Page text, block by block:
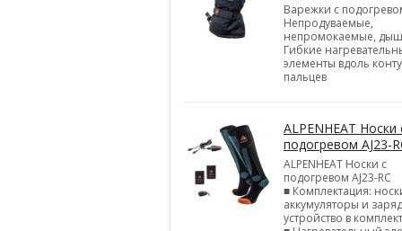
Варежки с
Непродуваемые,
непромокаемые,
Гибкие
элементы вдоль
пальцев
ALPENHEAT Носки
подогревом AJ23-
ALPENHEAT Носки с
подогревом AJ23-RC
■ Комплектация:
аккумуляторы и
устройство в